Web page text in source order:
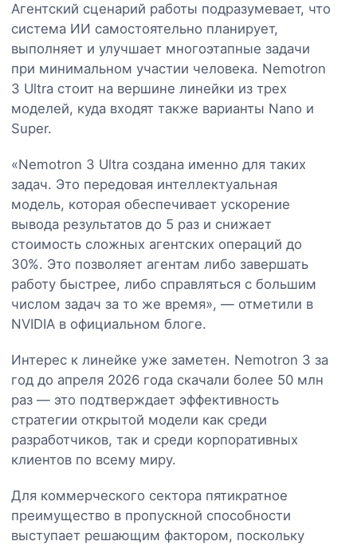
Агентский сценарий работы подразумевает, что
система ИИ самостоятельно планирует,
выполняет и улучшает многоэтапные задачи
при минимальном участии человека. Nemotron
3 Ultra стоит на вершине линейки из трех
моделей, куда входят также варианты Nano и
Super.
«Nemotron 3 Ultra создана именно для таких
задач. Это передовая интеллектуальная
модель, которая обеспечивает ускорение
вывода результатов до 5 раз и снижает
стоимость сложных агентских операций до
30%. Это позволяет агентам либо завершать
работу быстрее, либо справляться с большим
числом задач за то же время», — отметили в
NVIDIA в официальном блоге.
Интерес к линейке уже заметен. Nemotron 3 за
год до апреля 2026 года скачали более 50 млн
раз — это подтверждает эффективность
стратегии открытой модели как среди
разработчиков, так и среди корпоративных
клиентов по всему миру.
Для коммерческого сектора пятикратное
преимущество в пропускной способности
выступает решающим фактором, поскольку